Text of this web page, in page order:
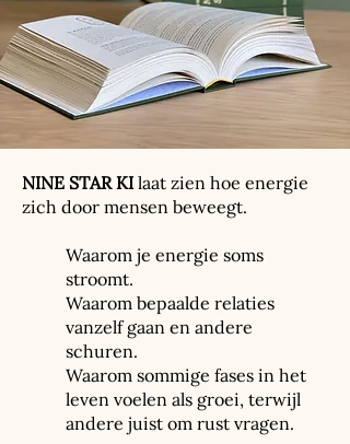
NINE STAR KIlaat zien hoe energie
zich door mensen beweegt.
Waarom je energie soms
stroomt.
Waarom bepaalde relaties
vanzelf gaan en andere
schuren.
Waarom sommige fases in het
leven voelen als groei, terwijl
andere juist om rust vragen.